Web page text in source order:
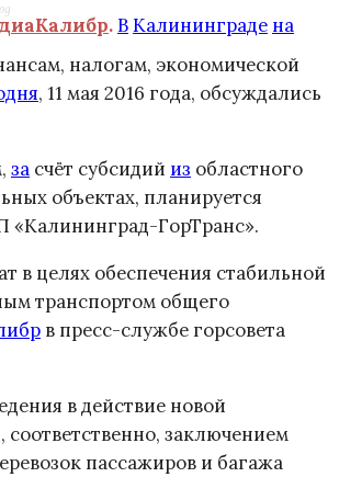
.ВКалининграде на
налогам, экономической
, 11 мая 2016 года, обсуждались
за счёт субсидий из областного
объектах, планируется
«Калининград-ГорТранс».
в целях обеспечения стабильной
транспортом общего
в пресс-службе горсовета
в действие новой
соответственно, заключением
пассажиров и багажа